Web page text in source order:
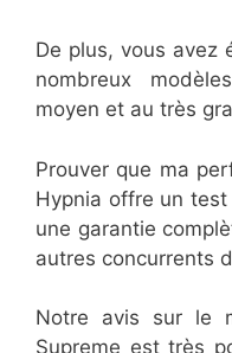
De plus, vous avez
nombreux
moyen et au très
Prouver que ma
Hypnia offre un
une garantie
autres concurrents
Notre avis sur le
Supreme est très